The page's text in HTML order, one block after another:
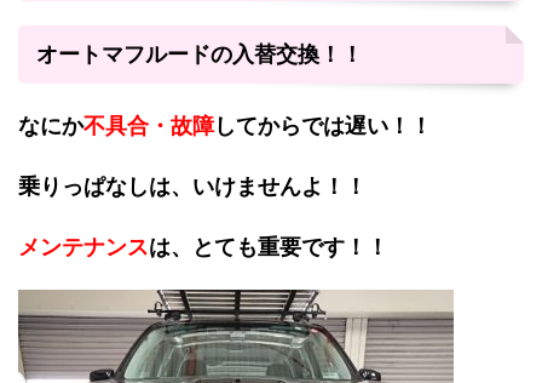
オートマフルードの入替交換！！
なにか不具合・故障してからでは遅い！！
乗りっぱなしは、いけませんよ！！
メンテナンスは、とても重要です！！